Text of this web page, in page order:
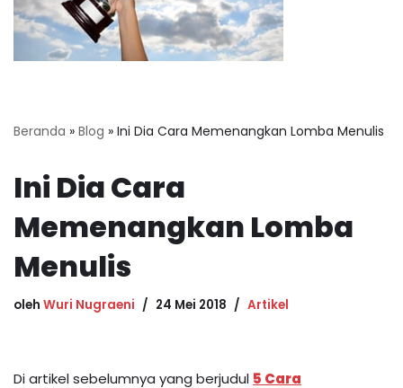
Beranda » Blog » Ini Dia Cara Memenangkan Lomba Menulis
Ini Dia Cara
Memenangkan Lomba
Menulis
oleh Wuri Nugraeni 24 Mei 2018 Artikel
Di artikel sebelumnya yang berjudul 5 Cara